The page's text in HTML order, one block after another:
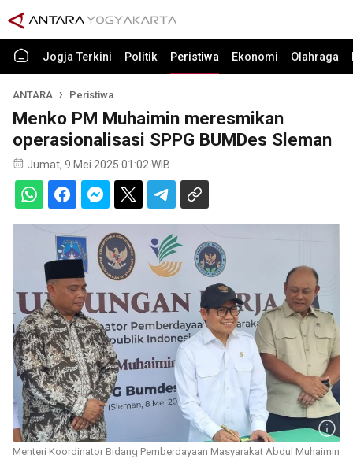
Jogja Terkini Politik Peristiwa Ekonomi Olahraga
ANTARA Peristiwa
Menko PM Muhaimin meresmikan
operasionalisasi SPPG BUMDes Sleman
Jumat, 9 Mei 2025 01:02 WIB
Menteri Koordinator Bidang Pemberdayaan Masyarakat Abdul Muhaimin